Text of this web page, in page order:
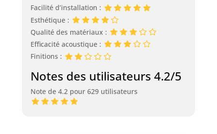
Facilité d’installation :
Esthétique :
Qualité des matériaux :
Efficacité acoustique :
Finitions :
Notes des utilisateurs 4.2/5
Note de 4.2 pour 629 utilisateurs